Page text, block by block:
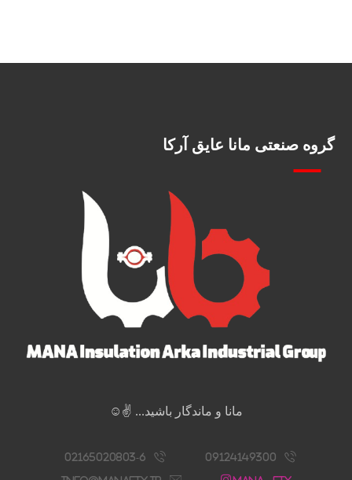
گروه صنعتی مانا عایق آرکا
مانا و ماندگار باشید... ✌️☺️
09124149300
02165020803-6